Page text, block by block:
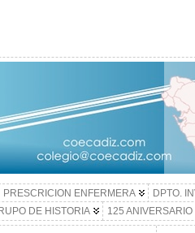
PRESCRICION ENFERMERA
DPTO.
DE HISTORIA 125